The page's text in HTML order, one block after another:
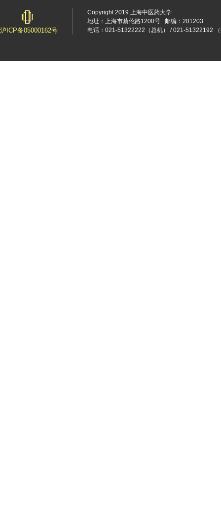
沪ICP备05000162号
Copyright 2019 上海中医药大学
地址：上海市蔡伦路1200号
邮编：201203
电话：021-51322222（总机） / 021-51322192